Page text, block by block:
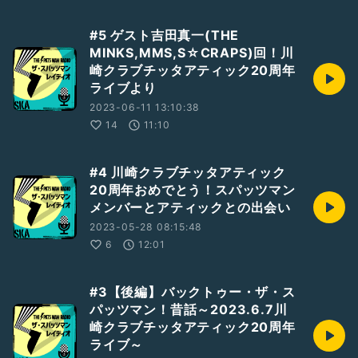
#5 ゲスト吉田真一(THE
MINKS,MMS,S☆CRAPS)回！川
崎クラブチッタアティック20周年
ライブより
2023-06-11 13:10:38
14
11:10
#4 川崎クラブチッタアティック
20周年おめでとう！スパッツマン
メンバーとアティックとの出会い
2023-05-28 08:15:48
6
12:01
#3【後編】バックトゥー・ザ・ス
パッツマン！昔話～2023.6.7川
崎クラブチッタアティック20周年
ライブ～